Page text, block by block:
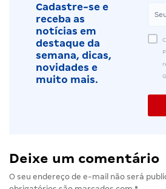
Cadastre-se e
receba as
notícias em
destaque da
semana, dicas,
novidades e
muito mais.
Deixe um comentário
O seu endereço de e-mail não será